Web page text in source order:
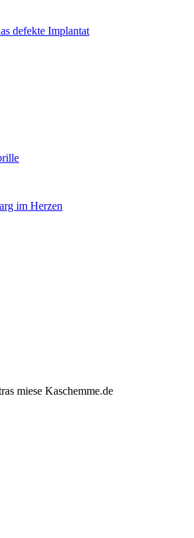
defekte Implantat
im Herzen
miese Kaschemme.de